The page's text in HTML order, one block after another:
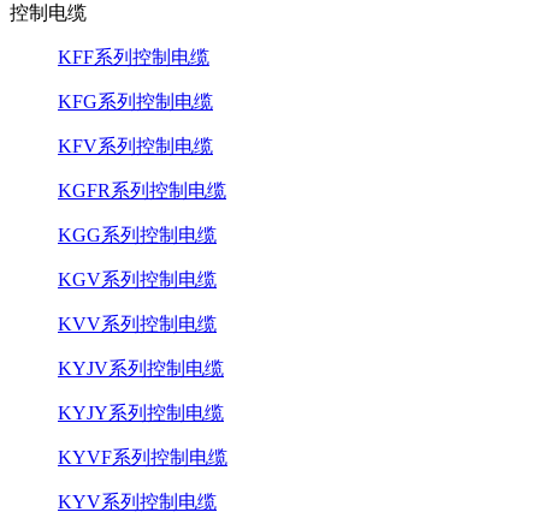
控制电缆
KFF系列控制电缆
KFG系列控制电缆
KFV系列控制电缆
KGFR系列控制电缆
KGG系列控制电缆
KGV系列控制电缆
KVV系列控制电缆
KYJV系列控制电缆
KYJY系列控制电缆
KYVF系列控制电缆
KYV系列控制电缆